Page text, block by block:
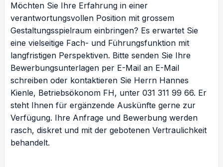
Möchten Sie Ihre Erfahrung in einer
verantwortungsvollen Position mit grossem
Gestaltungsspielraum einbringen? Es erwartet Sie
eine vielseitige Fach- und Führungsfunktion mit
langfristigen Perspektiven. Bitte senden Sie Ihre
Bewerbungsunterlagen per E-Mail an E-Mail
schreiben oder kontaktieren Sie Herrn Hannes
Kienle, Betriebsökonom FH, unter 031 311 99 66. Er
steht Ihnen für ergänzende Auskünfte gerne zur
Verfügung. Ihre Anfrage und Bewerbung werden
rasch, diskret und mit der gebotenen Vertraulichkeit
behandelt.